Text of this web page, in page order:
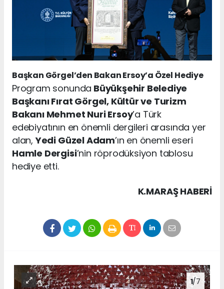
Başkan Görgel’den Bakan Ersoy’a Özel Hediye
Program sonunda Büyükşehir Belediye
Başkanı Fırat Görgel, Kültür ve Turizm
Bakanı Mehmet Nuri Ersoy’a Türk
edebiyatının en önemli dergileri arasında yer
alan,Yedi Güzel Adam’ın en önemli eseri
Hamle Dergisi’nin röprodüksiyon tablosu
hediye etti.
K.MARAŞ HABERİ
1/7